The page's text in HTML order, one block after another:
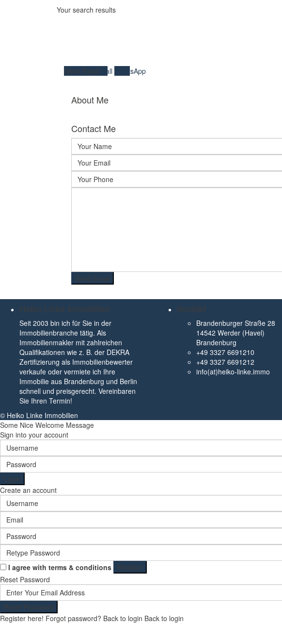
Your search results
Send Email
Call WhatsApp
About Me
Contact Me
Heiko Linke Immobilien
Seit 2003 bin ich für Sie in der
Immobilienbranche tätig. Als
Immobilienmakler mit zahlreichen
Qualifikationen wie z. B. der DEKRA
Zertifizierung als Immobilienbewerter
verkaufe oder vermiete ich Ihre
Immobilie aus Brandenburg und Berlin
schnell und preisgerecht. Vereinbaren
Sie Ihren Termin!
Kontakt
Brandenburger Straße 28
14542 Werder (Havel)
Brandenburg
+49 3327 6691210
+49 3327 6691212
info(at)heiko-linke.immo
© Heiko Linke Immobilien
Some Nice Welcome Message
Sign into your account
Login
Create an account
I agree with terms & conditions
Register
Reset Password
Reset Password
Register here! Forgot password? Back to login Back to login